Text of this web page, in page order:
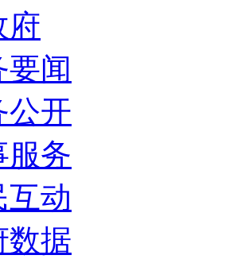
府
要闻
公开
服务
互动
数据